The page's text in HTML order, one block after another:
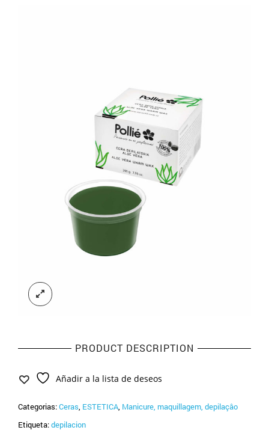
PRODUCT DESCRIPTION
Añadir a la lista de deseos
Categorias:Ceras, ESTETICA, Manicure, maquillagem, depilaçâo
Etiqueta:depilacion